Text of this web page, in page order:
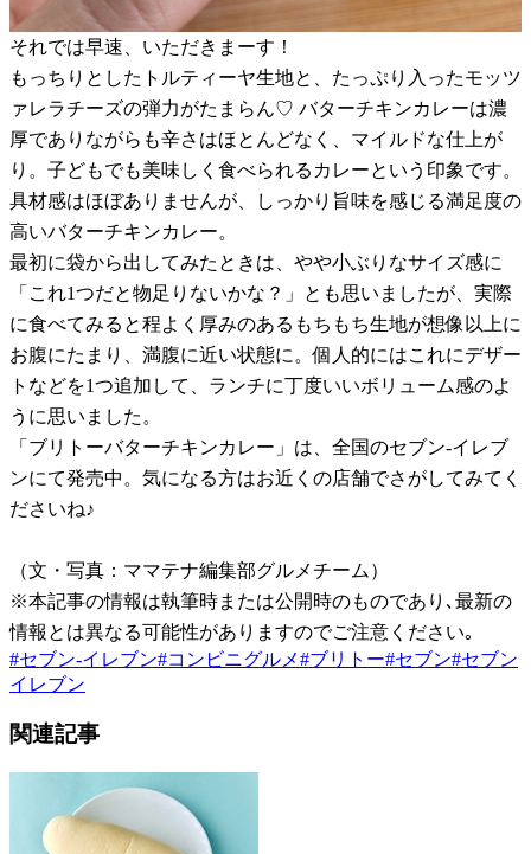
それでは早速、いただきまーす！
もっちりとしたトルティーヤ生地と、たっぷり入ったモッツ
ァレラチーズの弾力がたまらん♡ バターチキンカレーは濃
厚でありながらも辛さはほとんどなく、マイルドな仕上が
り。子どもでも美味しく食べられるカレーという印象です。
具材感はほぼありませんが、しっかり旨味を感じる満足度の
高いバターチキンカレー。
最初に袋から出してみたときは、やや小ぶりなサイズ感に
「これ1つだと物足りないかな？」とも思いましたが、実際
に食べてみると程よく厚みのあるもちもち生地が想像以上に
お腹にたまり、満腹に近い状態に。個人的にはこれにデザー
トなどを1つ追加して、ランチに丁度いいボリューム感のよ
うに思いました。
「ブリトーバターチキンカレー」は、全国のセブン-イレブ
ンにて発売中。気になる方はお近くの店舗でさがしてみてく
ださいね♪
（文・写真：ママテナ編集部グルメチーム）
※本記事の情報は執筆時または公開時のものであり､最新の
情報とは異なる可能性がありますのでご注意ください｡
#セブン-イレブン#コンビニグルメ#ブリトー#セブン#セブン
イレブン
関連記事